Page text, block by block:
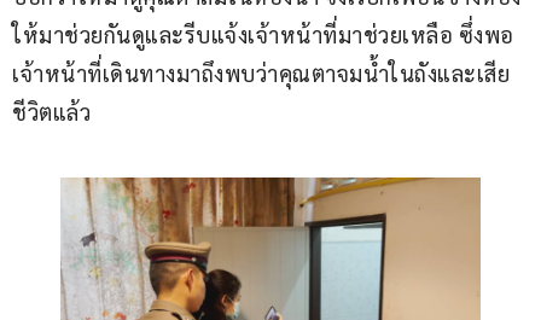
ให้มาช่วยกันดูและรีบแจ้งเจ้าหน้าที่มาช่วยเหลือ ซึ่งพอ
เจ้าหน้าที่เดินทางมาถึงพบว่าคุณตาจมน้ำในถังและเสีย
ชีวิตแล้ว